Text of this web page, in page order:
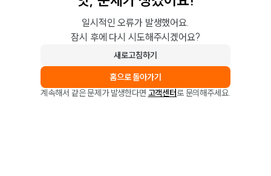
일시적인 오류가 발생했어요.
잠시 후에 다시 시도해주시겠어요?
새로고침하기
홈으로 돌아가기
계속해서 같은 문제가 발생한다면 고객센터로 문의해주세요.